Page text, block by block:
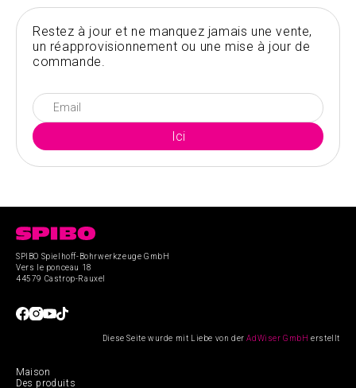
Restez à jour et ne manquez jamais une vente,
un réapprovisionnement ou une mise à jour de
commande.
SPIBO Spielhoff-Bohrwerkzeuge GmbH
Vers le ponceau 18
44579 Castrop-Rauxel
Maison
Des produits
Diese Seite wurde mit Liebe von derAdWiser GmbH erstellt